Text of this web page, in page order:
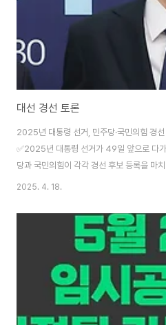
대선 경선 토론
2025년 대통령 선거, 민주당·국민의힘 경
✅2025년 대통령 선거가 49일 앞으로 다
당과 국민의힘이 각각 경선 후보 등록을 마
했습니다. 이번 글에서는 각 당의 후보자 명
김동현- 이재명총 3명의 후보가 본 경선에
이 곧바로 본 경선에 들어갑니다.🟥 국민의
수- 나경원- 안철수- 양향자- 유정복- 이철
함 총 11명이 등록을 마쳤습니다.국민의힘
2025. 4. 18.